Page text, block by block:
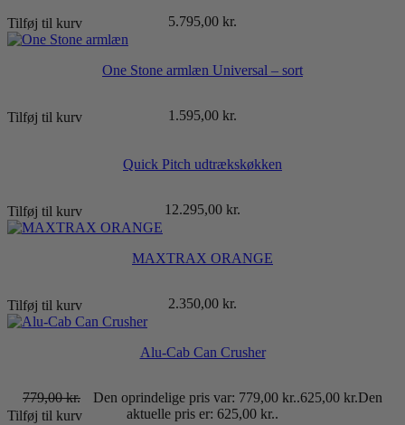
5.795,00 kr.
Tilføj til kurv
One Stone armlæn Universal – sort
1.595,00 kr.
Tilføj til kurv
Quick Pitch udtrækskøkken
12.295,00 kr.
Tilføj til kurv
MAXTRAX ORANGE
2.350,00 kr.
Tilføj til kurv
Alu-Cab Can Crusher
779,00kr. Den oprindelige pris var: 779,00 kr..625,00 kr.Den
aktuelle pris er: 625,00 kr..
Tilføj til kurv